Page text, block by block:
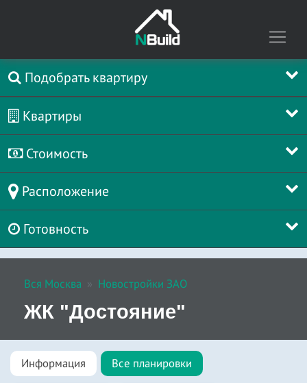
Подобрать квартиру
Квартиры
Стоимость
Расположение
Готовность
Вся Москва Новостройки ЗАО
ЖК "Достояние"
Информация Все планировки